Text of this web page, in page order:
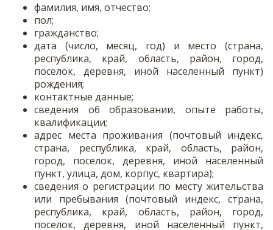
фамилия, имя, отчество;
пол;
гражданство;
дата (число, месяц, год) и место (страна,
республика, край, область, район, город,
поселок, деревня, иной населенный пункт)
рождения;
контактные данные;
сведения об образовании, опыте работы,
квалификации;
адрес места проживания (почтовый индекс,
страна, республика, край, область, район,
город, поселок, деревня, иной населенный
пункт, улица, дом, корпус, квартира);
сведения о регистрации по месту жительства
или пребывания (почтовый индекс, страна,
республика, край, область, район, город,
поселок, деревня, иной населенный пункт,